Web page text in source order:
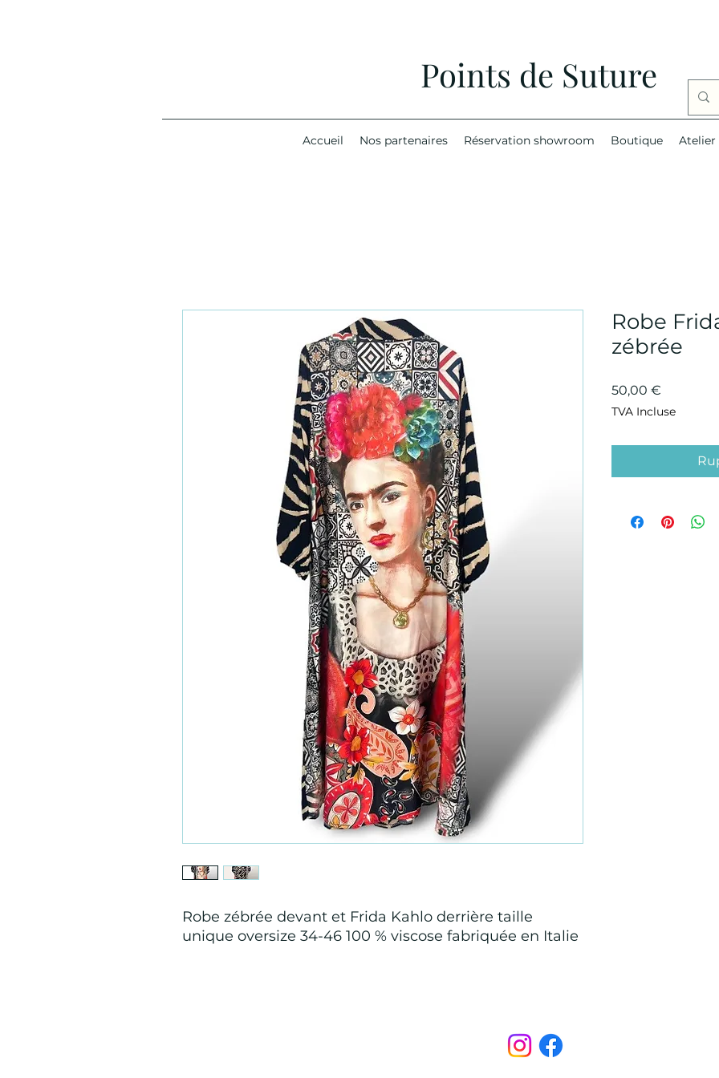
Points de Suture
Accueil Nos partenaires Réservation showroom Boutique Atelier
Robe zébrée devant et Frida Kahlo derrière taille
unique oversize 34-46 100 % viscose fabriquée en Italie
Robe
zébrée
50,00 €
TVA Incluse